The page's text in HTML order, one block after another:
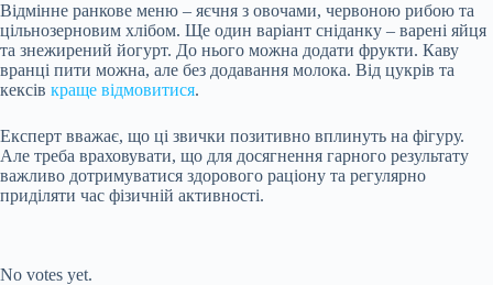
Відмінне ранкове меню – яєчня з овочами, червоною рибою та
цільнозерновим хлібом. Ще один варіант сніданку – варені яйця
та знежирений йогурт. До нього можна додати фрукти. Каву
вранці пити можна, але без додавання молока. Від цукрів та
кексів краще відмовитися.
Експерт вважає, що ці звички позитивно вплинуть на фігуру.
Але треба враховувати, що для досягнення гарного результату
важливо дотримуватися здорового раціону та регулярно
приділяти час фізичній активності.
No votes yet.